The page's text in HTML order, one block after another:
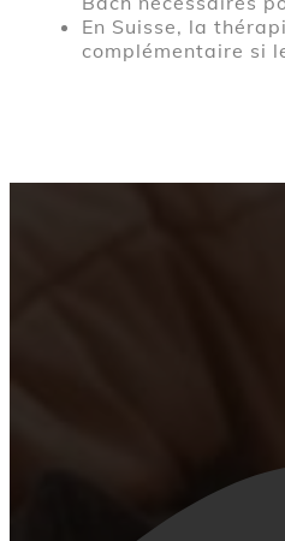
En Suisse, la
complémentaire si